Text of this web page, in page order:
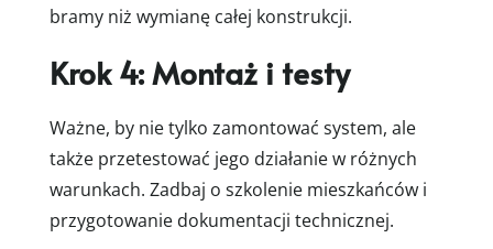
bramy niż wymianę całej konstrukcji.
Krok 4: Montaż i testy
Ważne, by nie tylko zamontować system, ale
także przetestować jego działanie w różnych
warunkach. Zadbaj o szkolenie mieszkańców i
przygotowanie dokumentacji technicznej.